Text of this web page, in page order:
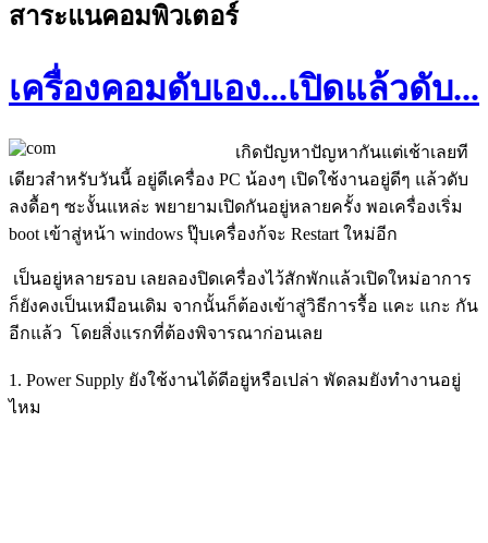
สาระแนคอมพิวเตอร์
เครื่องคอมดับเอง...เปิดแล้วดับ...
เกิดปัญหาปัญหากันแต่เช้าเลยที
เดียวสำหรับวันนี้ อยู่ดีเครื่อง PC น้องๆ เปิดใช้งานอยู่ดีๆ แล้วดับ
ลงดื้อๆ ซะงั้นแหล่ะ พยายามเปิดกันอยู่หลายครั้ง พอเครื่องเริ่ม
boot เข้าสู่หน้า windows ปุ๊บเครื่องก้จะ Restart ใหม่อีก
เป็นอยู่หลายรอบ เลยลองปิดเครื่องไว้สักพักแล้วเปิดใหม่อาการ
ก็ยังคงเป็นเหมือนเดิม จากนั้นก็ต้องเข้าสู่วิธีการรื้อ แคะ แกะ กัน
อีกแล้ว โดยสิ่งแรกที่ต้องพิจารณาก่อนเลย
1. Power Supply ยังใช้งานได้ดีอยู่หรือเปล่า พัดลมยังทำงานอยู่
ไหม